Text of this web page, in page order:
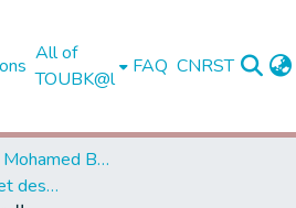
All of
TOUBK@l
FAQ CNRST
Université Sidi Mohamed Ben Abdellah de Fès
Faculté des Lettres et des Sciences Humaines - Saïs - Fès